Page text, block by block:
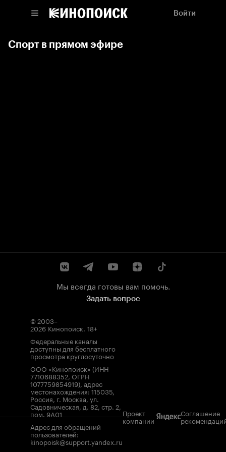
Войти
Спорт в прямом эфире
Мы всегда готовы вам помочь.
Задать вопрос
© 2003–
2026 Кинопоиск. 18+
Федеральные каналы
доступны для бесплатного
просмотра круглосуточно
ООО «Кинопоиск» (ИНН
7710688352, ОГРН
1077759854919), адрес
местонахождения: 115035,
Россия, г. Москва, ул.
Садовническая, д. 82, стр. 2,
пом. 9А01
Адрес для обращений
пользователей:
kinopoisk@support.yandex.ru
Проект
компании
Соглашение